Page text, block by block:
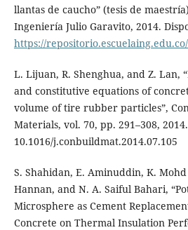
llantas de caucho” (tesis de
Ingeniería Julio Garavito, 2014.
https://
L. Lijuan, R. Shenghua, and Z. Lan,
and constitutive equations of
volume of tire rubber particles”,
Materials, vol. 70, pp. 291–308,
10.1016/j.conbuildmat.2014.07.105
S. Shahidan, E. Aminuddin, K.
Hannan, and N. A. Saiful Bahari,
Microsphere as Cement
Concrete on Thermal Insulation